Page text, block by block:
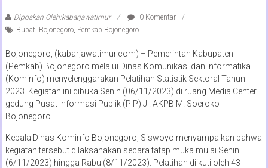
Diposkan Oleh:kabarjawatimur
0 Komentar
Bupati Bojonegoro, Pemkab Bojonegoro
Bojonegoro, (kabarjawatimur.com) – Pemerintah Kabupaten
(Pemkab) Bojonegoro melalui Dinas Komunikasi dan Informatika
(Kominfo) menyelenggarakan Pelatihan Statistik Sektoral Tahun
2023. Kegiatan ini dibuka Senin (06/11/2023) di ruang Media Center
gedung Pusat Informasi Publik (PIP) Jl. AKPB M. Soeroko
Bojonegoro.
Kepala Dinas Kominfo Bojonegoro, Siswoyo menyampaikan bahwa
kegiatan tersebut dilaksanakan secara tatap muka mulai Senin
(6/11/2023) hingga Rabu (8/11/2023). Pelatihan diikuti oleh 43